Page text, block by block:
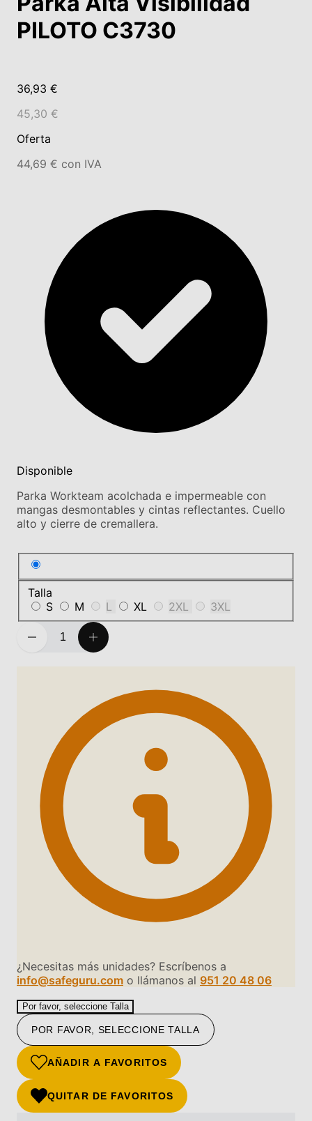
PILOTO C3730
36,93 €
45,30 €
Oferta
44,69 € con IVA
Disponible
Parka Workteam acolchada e impermeable con
mangas desmontables y cintas reflectantes. Cuello
alto y cierre de cremallera.
Talla
S
M L XL 2XL 3XL
¿Necesitas más unidades? Escríbenos a
info@safeguru.com o llámanos al 951 20 48 06
Por favor, seleccione Talla
POR FAVOR, SELECCIONE TALLA
AÑADIR A FAVORITOS
QUITAR DE FAVORITOS